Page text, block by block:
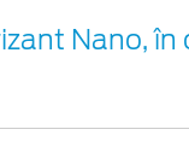
Nano, în